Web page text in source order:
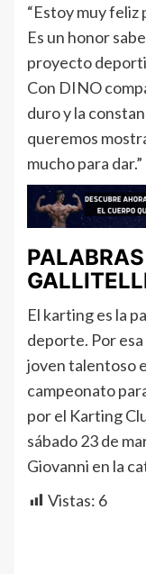
“Estoy muy
Es un honor
proyecto
Con DINO
duro y la
queremos
mucho para dar.”
El karting es la
deporte. Por
joven talentoso
campeonato
por el Karting
sábado 23 de
Giovanni en la
Vistas: 6